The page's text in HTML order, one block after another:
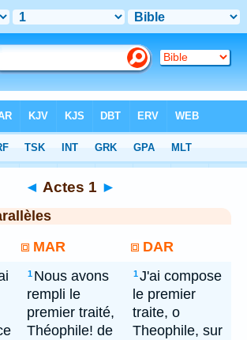
◄ Actes 1 ►
MAR DAR
1 Nous avons
rempli le
premier traité,
Théophile! de
1J'ai compose
le premier
traite, o
Theophile, sur